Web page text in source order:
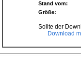
Stand vom:
Größe:
Sollte der
Download